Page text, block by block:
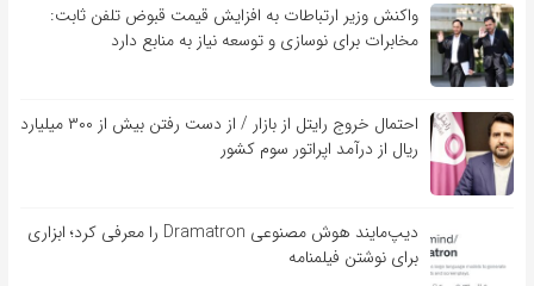
واکنش وزیر ارتباطات به افزایش قیمت قبوض تلفن ثابت:
مخابرات برای نوسازی و توسعه نیاز به منابع دارد
احتمال خروج رایتل از بازار / از دست رفتن بیش از ۳۰۰ میلیارد
ریال از درآمد اپراتور سوم کشور
دیپ‌مایند هوش مصنوعی Dramatron را معرفی کرد؛ ابزاری
برای نوشتن فیلمنامه